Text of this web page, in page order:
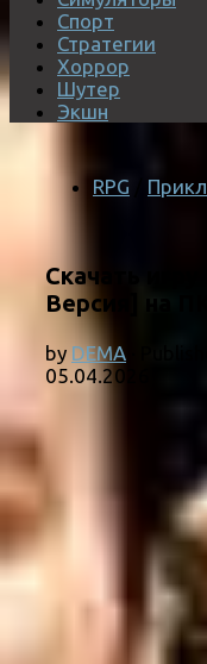
Спорт
Стратегии
Хоррор
Шутер
Экшн
RPG
Скачать игру
Версия] на
by DEMA ·
05.04.2026